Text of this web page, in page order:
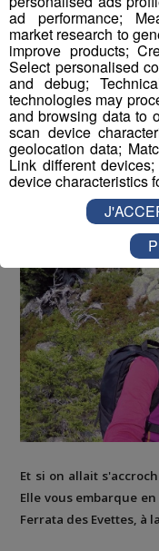
Publié par La
-Mis à
Le Magazine Radio
La Matinale des Super
Et si on allait
Elle vous embarque
Ferrata des Evettes, à la
ad performance;
market research to
improve products;
Select personalised
and debug;
technologies may
and browsing data to
scan device
geolocation data;
Link different
device characteristics